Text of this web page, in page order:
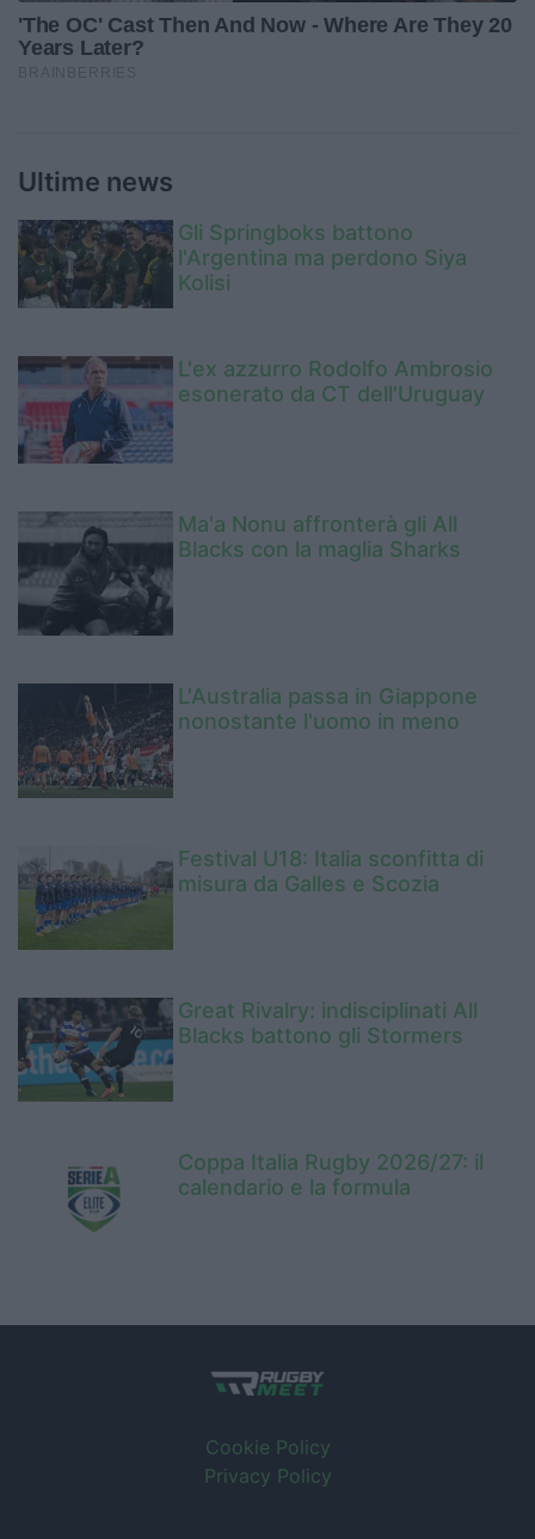
Ultime news
Gli Springboks battono
l'Argentina ma perdono Siya
Kolisi
L'ex azzurro Rodolfo Ambrosio
esonerato da CT dell'Uruguay
Ma'a Nonu affronterà gli All
Blacks con la maglia Sharks
L'Australia passa in Giappone
nonostante l'uomo in meno
Festival U18: Italia sconfitta di
misura da Galles e Scozia
Great Rivalry: indisciplinati All
Blacks battono gli Stormers
Coppa Italia Rugby 2026/27: il
calendario e la formula
Cookie Policy
Privacy Policy